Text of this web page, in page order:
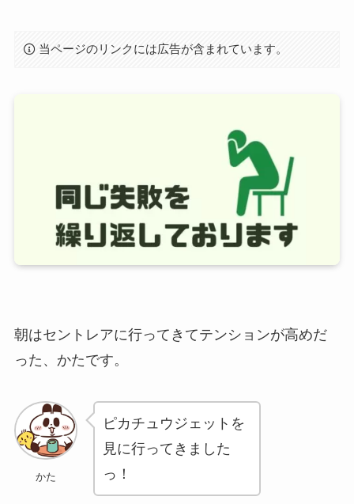
当ページのリンクには広告が含まれています。
朝はセントレアに行ってきてテンションが高めだ
った、かたです。
かた
ピカチュウジェットを
見に行ってきました
っ！